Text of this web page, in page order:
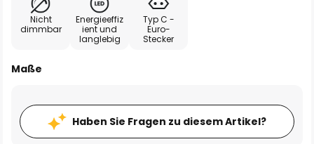
Nicht
dimmbar
Energieeffiz
ient und
langlebig
Typ C -
Euro-
Stecker
Maße
Haben Sie Fragen zu diesem Artikel?